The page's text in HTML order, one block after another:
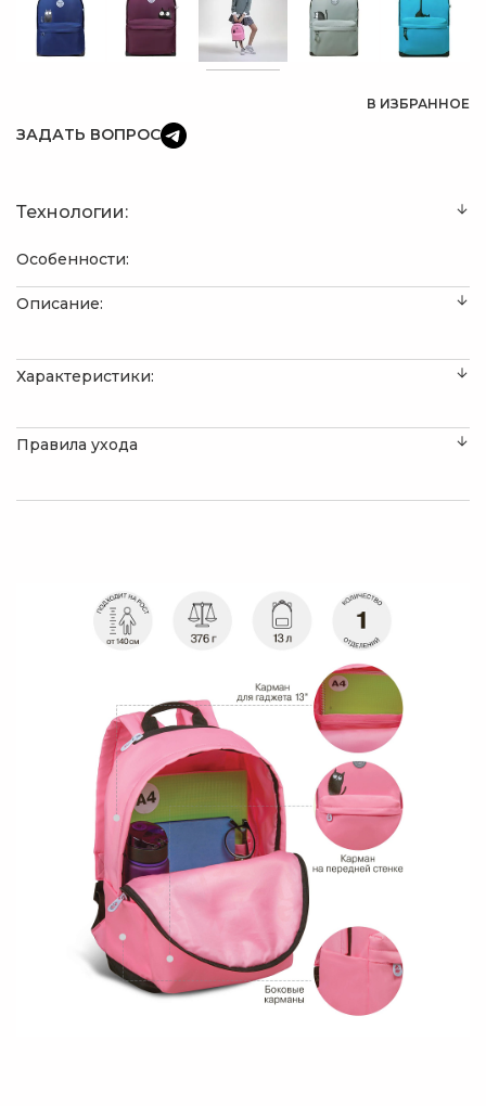
В ИЗБРАННОЕ
ЗАДАТЬ ВОПРОС
Технологии:
Особенности:
Описание:
Характеристики:
Правила ухода